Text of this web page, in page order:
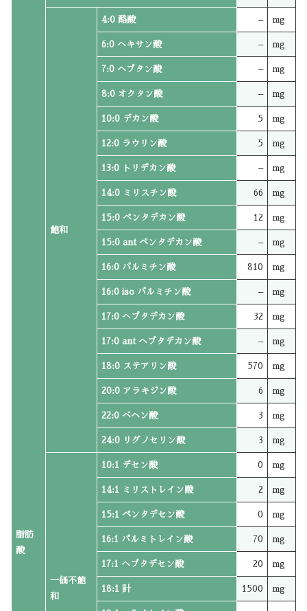
脂肪
酸
飽和
4:0 酪酸 – mg
6:0 ヘキサン酸 – mg
7:0 ヘプタン酸 – mg
8:0 オクタン酸 – mg
10:0 デカン酸 5 mg
12:0 ラウリン酸 5 mg
13:0 トリデカン酸 – mg
14:0 ミリスチン酸 66 mg
15:0 ペンタデカン酸 12 mg
15:0 ant ペンタデカン酸 – mg
16:0 パルミチン酸 810 mg
16:0 iso パルミチン酸 – mg
17:0 ヘプタデカン酸 32 mg
17:0 ant ヘプタデカン酸 – mg
18:0 ステアリン酸 570 mg
20:0 アラキジン酸 6 mg
22:0 ベヘン酸 3 mg
24:0 リグノセリン酸 3 mg
一価不飽
和
10:1 デセン酸 0 mg
14:1 ミリストレイン酸 2 mg
15:1 ペンタデセン酸 0 mg
16:1 パルミトレイン酸 70 mg
17:1 ヘプタデセン酸 20 mg
18:1 計 1500 mg